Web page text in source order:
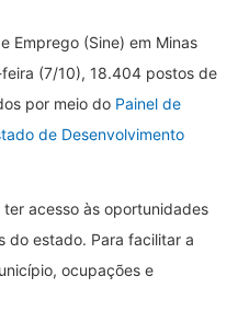
Emprego (Sine) em Minas
(7/10), 18.404 postos de
por meio do Painel de
de Desenvolvimento
acesso às oportunidades
do estado. Para facilitar a
ocupações e